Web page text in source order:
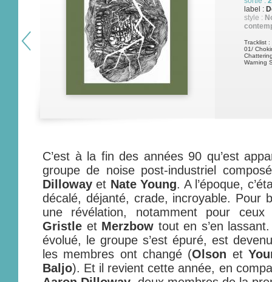
label :
style :
Tracklist :
01/
Warning
C’est à la fin des années 90 qu’est
groupe de noise post-industriel
Dilloway et Nate Young. A l’époque,
décalé, déjanté, crade, incroyable. Pour
une révélation, notamment pour
Gristle et Merzbow tout en s’en
évolué, le groupe s’est épuré, est
les membres ont changé (Olson et
Baljo). Et il revient cette année, en